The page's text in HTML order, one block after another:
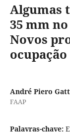
Algumas
35 mm
Novos
André Piero
FAAP
Palavras-chave: